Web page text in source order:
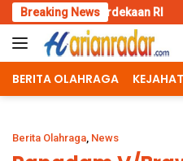
Skip
to
content
Breaking News
RI Penggantian
BERITA OLAHRAGA
Berita Olahraga, News